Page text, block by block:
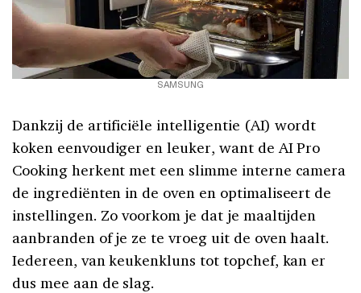
SAMSUNG
Dankzij de artificiële intelligentie (AI) wordt
koken eenvoudiger en leuker, want de AI Pro
Cooking herkent met een slimme interne camera
de ingrediënten in de oven en optimaliseert de
instellingen. Zo voorkom je dat je maaltijden
aanbranden of je ze te vroeg uit de oven haalt.
Iedereen, van keukenkluns tot topchef, kan er
dus mee aan de slag.